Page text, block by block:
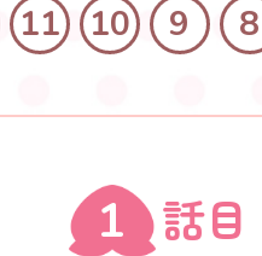
11 10 9 8
1 話目